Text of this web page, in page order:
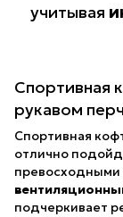
учитывая
Спортивная
рукавом
Спортивная
отлично
превосходными
подчеркивает